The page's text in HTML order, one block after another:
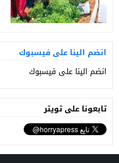
انضم الينا على فيسبوك
انضم الينا على فيسبوك
تابعونا على تويتر